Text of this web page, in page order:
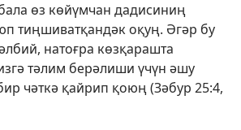
өз көйүмчан дадисиниң
тиңшиватқандәк оқуң. Әгәр бу
натоғра көзқарашта
тәлим берәлиши үчүн әшу
чәткә қайрип қоюң (Зәбур 25:4,